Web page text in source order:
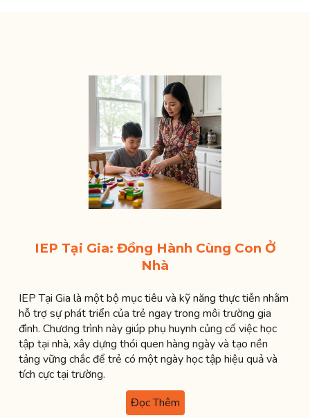
IEP Tại Gia: Đồng Hành Cùng Con Ở
Nhà
IEP Tại Gia là một bộ mục tiêu và kỹ năng thực tiễn nhằm
hỗ trợ sự phát triển của trẻ ngay trong môi trường gia
đình. Chương trình này giúp phụ huynh củng cố việc học
tập tại nhà, xây dựng thói quen hàng ngày và tạo nền
tảng vững chắc để trẻ có một ngày học tập hiệu quả và
tích cực tại trường.
Đọc Thêm